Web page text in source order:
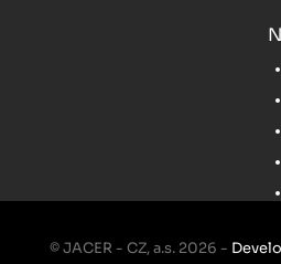
© JACER - CZ, a.s. 2026 -